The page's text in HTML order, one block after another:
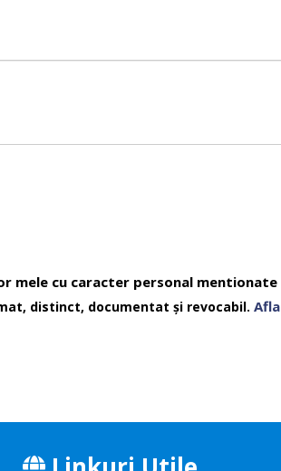
mele cu caracter personal
distinct, documentat și revocabil.